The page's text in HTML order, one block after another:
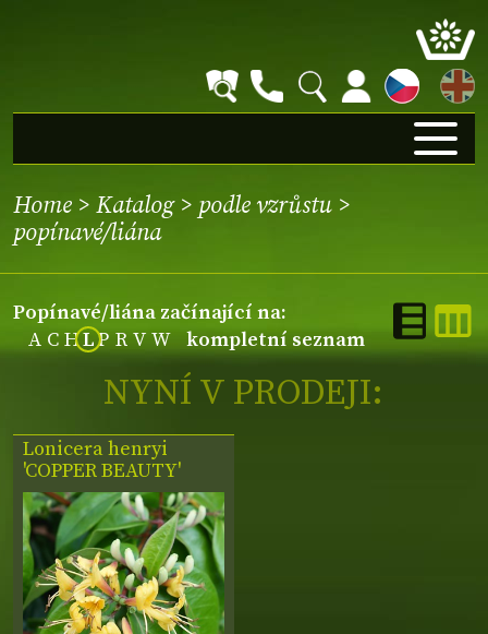
EN
Home > Katalog> podle vzrůstu >
popínavé/liána
popínavé/liána začínající na:
A C HLP R V W kompletní seznam
NYNÍ V PRODEJI:
Lonicera henryi
'COPPER BEAUTY'